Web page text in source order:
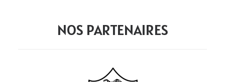
NOS PARTENAIRES